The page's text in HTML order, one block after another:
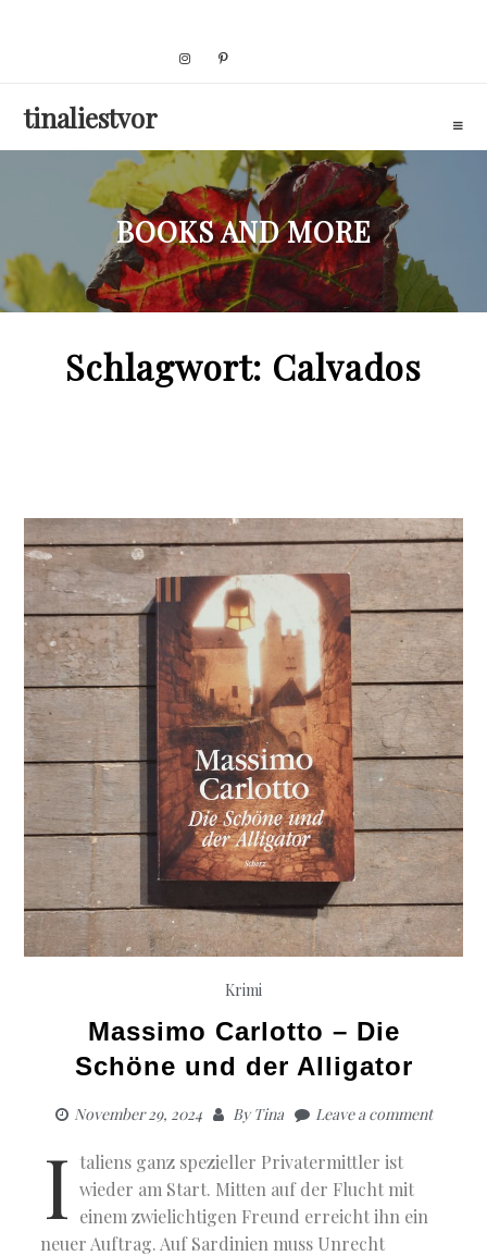
tinaliestvor
BOOKS AND MORE
Schlagwort: Calvados
Krimi
Massimo Carlotto – Die
Schöne und der Alligator
November 29, 2024 ByTina Leave a comment
I taliens ganz spezieller Privatermittler ist
wieder am Start. Mitten auf der Flucht mit
einem zwielichtigen Freund erreicht ihn ein
neuer Auftrag. Auf Sardinien muss Unrecht